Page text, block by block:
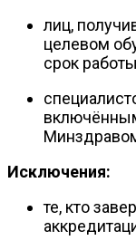
лиц,
целевом
срок
Исключения:
те, кто